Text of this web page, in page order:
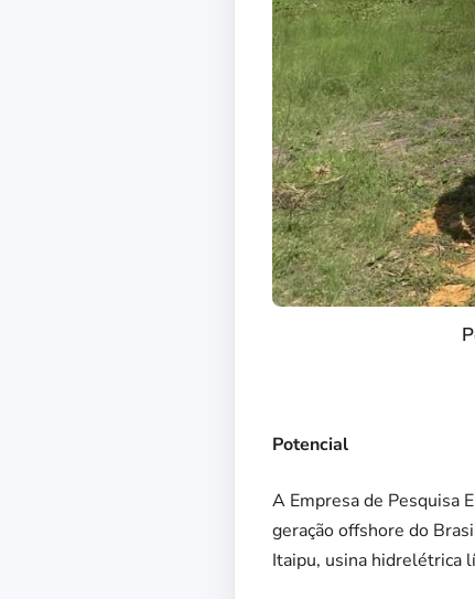
Potencial
A Empresa de Pesquisa
geração offshore do
Itaipu, usina hidrelétrica